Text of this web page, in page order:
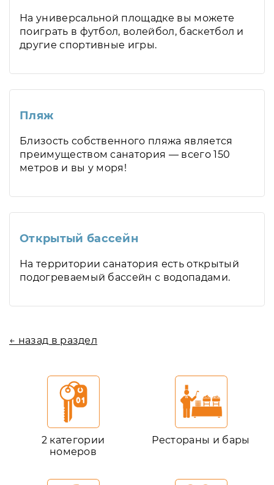
На универсальной площадке вы можете
поиграть в футбол, волейбол, баскетбол и
другие спортивные игры.
Пляж
Близость собственного пляжа является
преимуществом санатория — всего 150
метров и вы у моря!
Открытый бассейн
На территории санатория есть открытый
подогреваемый бассейн с водопадами.
← назад в раздел
2 категории
номеров
Рестораны и бары